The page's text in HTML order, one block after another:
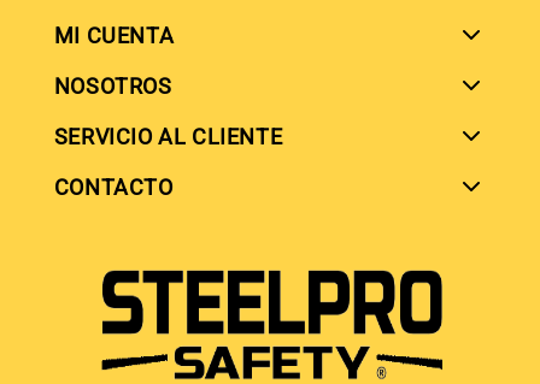
SIGUENOS EN
CONTACTO
SERVICIO AL CLIENTE
NOSOTROS
MI CUENTA